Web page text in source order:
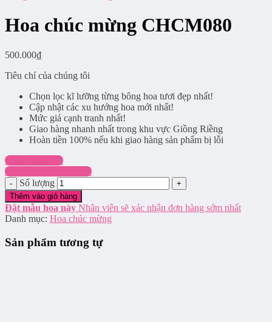
Hoa chúc mừng CHCM080
500.000₫
Tiêu chí của chúng tôi
Chọn lọc kĩ lưỡng từng bông hoa tươi đẹp nhất!
Cập nhật các xu hướng hoa mới nhất!
Mức giá cạnh tranh nhất!
Giao hàng nhanh nhất trong khu vực Giồng Riềng
Hoàn tiền 100% nếu khi giao hàng sản phẩm bị lỗi
Chat Facebook
Hotline: 0916.337.745
Số lượng
Thêm vào giỏ hàng
Đặt mẫu hoa này Nhân viên sẽ xác nhận đơn hàng sớm nhất
Danh mục: Hoa chúc mừng
Sản phẩm tương tự